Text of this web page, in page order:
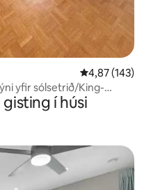
4,87 af 5 í
4,87 (143)
yfir sólsetrið/King-
í húsi